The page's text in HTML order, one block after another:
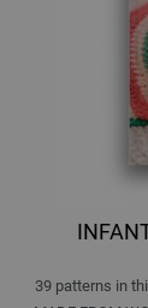
39 patterns in